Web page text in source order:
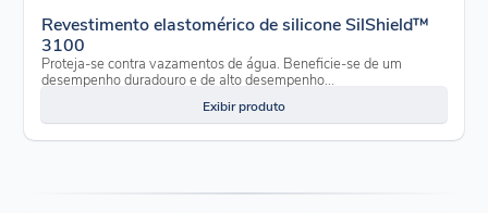
Revestimento elastomérico de silicone SilShield™
3100
Proteja-se contra vazamentos de água. Beneficie-se de um
desempenho duradouro e de alto desempenho...
Exibir produto